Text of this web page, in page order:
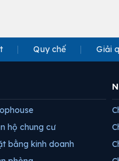
Quy chế Giải
hộ chung cư
bằng kinh doanh